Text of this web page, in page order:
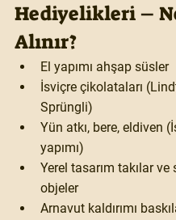
Hediyelikleri –
Alınır?
El yapımı ahşap süsler
İsviçre çikolataları
Sprüngli)
Yün atkı, bere, eldiven
yapımı)
Yerel tasarım takılar ve
objeler
Arnavut kaldırımı